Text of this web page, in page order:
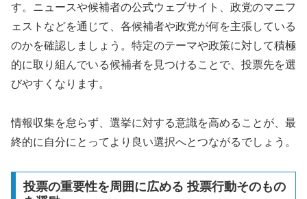
す。ニュースや候補者の公式ウェブサイト、政党のマニフ
ェストなどを通じて、各候補者や政党が何を主張している
のかを確認しましょう。特定のテーマや政策に対して積極
的に取り組んでいる候補者を見つけることで、投票先を選
びやすくなります。
情報収集を怠らず、選挙に対する意識を高めることが、最
終的に自分にとってより良い選択へとつながるでしょう。
投票の重要性を周囲に広める 投票行動そのもの